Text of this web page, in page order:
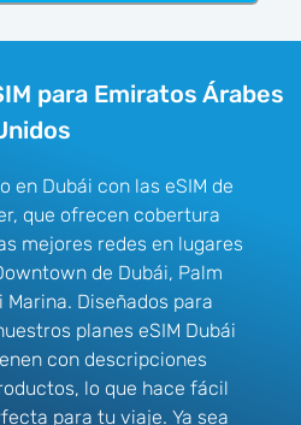
para Emiratos Árabes
en Dubái con las eSIM de
que ofrecen cobertura
mejores redes en lugares
de Dubái, Palm
Diseñados para
planes eSIM Dubái
con descripciones
lo que hace fácil
para tu viaje. Ya sea